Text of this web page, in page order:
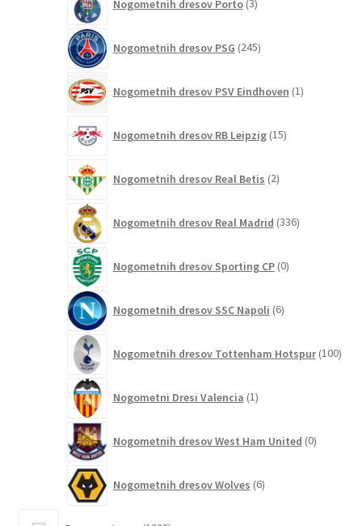
Nogometnih dresov Porto 3izdelki
Nogometnih dresov PSG 245izdelkov
Nogometnih dresov PSV Eindhoven 1izdelek
Nogometnih dresov RB Leipzig 15izdelkov
Nogometnih dresov Real Betis 2izdelka
Nogometnih dresov Real Madrid 336izdelkov
Nogometnih dresov Sporting CP 0izdelkov
Nogometnih dresov SSC Napoli 6izdelkov
Nogometnih dresov Tottenham Hotspur 100
Nogometni Dresi Valencia 1izdelek
Nogometnih dresov West Ham United 0izdelkov
Nogometnih dresov Wolves 6izdelkov